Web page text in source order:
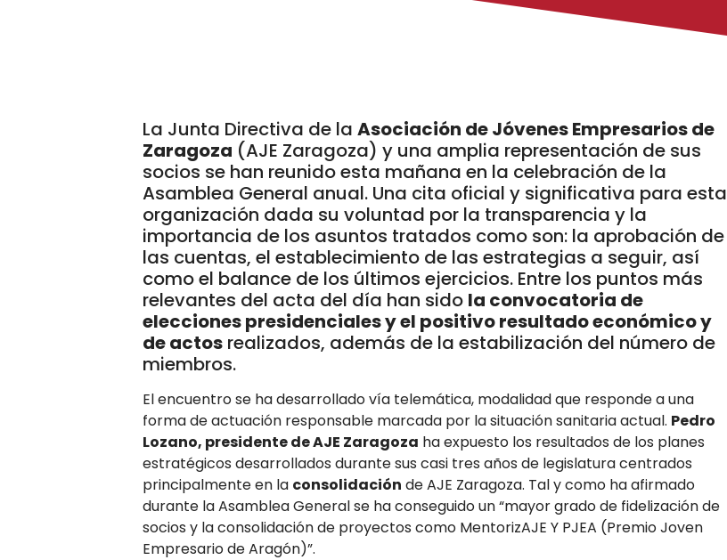
La Junta Directiva de la Asociación de Jóvenes Empresarios de
Zaragoza (AJE Zaragoza) y una amplia representación de sus
socios se han reunido esta mañana en la celebración de la
Asamblea General anual. Una cita oficial y significativa para esta
organización dada su voluntad por la transparencia y la
importancia de los asuntos tratados como son: la aprobación de
las cuentas, el establecimiento de las estrategias a seguir, así
como el balance de los últimos ejercicios. Entre los puntos más
relevantes del acta del día han sido la convocatoria de
elecciones presidenciales y el positivo resultado económico y
de actos realizados, además de la estabilización del número de
miembros.
El encuentro se ha desarrollado vía telemática, modalidad que responde a una
forma de actuación responsable marcada por la situación sanitaria actual. Pedro
Lozano, presidente de AJE Zaragoza ha expuesto los resultados de los planes
estratégicos desarrollados durante sus casi tres años de legislatura centrados
principalmente en la consolidación de AJE Zaragoza. Tal y como ha afirmado
durante la Asamblea General se ha conseguido un “mayor grado de fidelización de
socios y la consolidación de proyectos como MentorizAJE Y PJEA (Premio Joven
Empresario de Aragón)”.